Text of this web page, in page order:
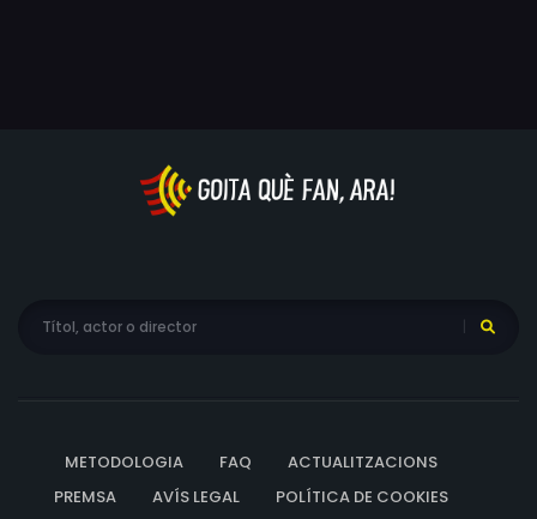
METODOLOGIA FAQ
ACTUALITZACIONS
PREMSA
AVÍS LEGAL
POLÍTICA DE COOKIES